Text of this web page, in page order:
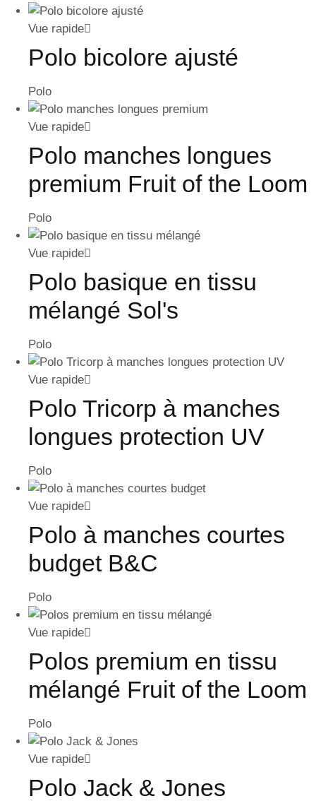
Vue rapide
Polo bicolore ajusté
Polo
Vue rapide
Polo manches longues
premium Fruit of the Loom
Polo
Vue rapide
Polo basique en tissu
mélangé Sol's
Polo
Vue rapide
Polo Tricorp à manches
longues protection UV
Polo
Vue rapide
Polo à manches courtes
budget B&C
Polo
Vue rapide
Polos premium en tissu
mélangé Fruit of the Loom
Polo
Vue rapide
Polo Jack & Jones